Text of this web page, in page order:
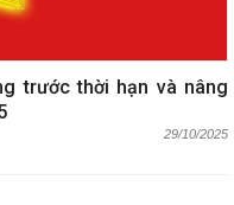
trước thời hạn và nâng
29/10/2025